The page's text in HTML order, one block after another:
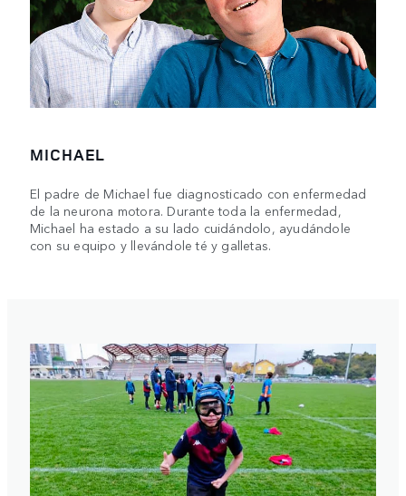
MICHAEL
El padre de Michael fue diagnosticado con enfermedad
de la neurona motora. Durante toda la enfermedad,
Michael ha estado a su lado cuidándolo, ayudándole
con su equipo y llevándole té y galletas.